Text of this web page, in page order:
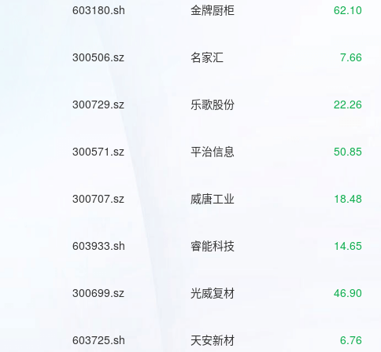
603180.sh 金牌厨柜 62.10
300506.sz 名家汇 7.66
300729.sz 乐歌股份 22.26
300571.sz 平治信息 50.85
300707.sz 威唐工业 18.48
603933.sh 睿能科技 14.65
300699.sz 光威复材 46.90
603725.sh 天安新材 6.76